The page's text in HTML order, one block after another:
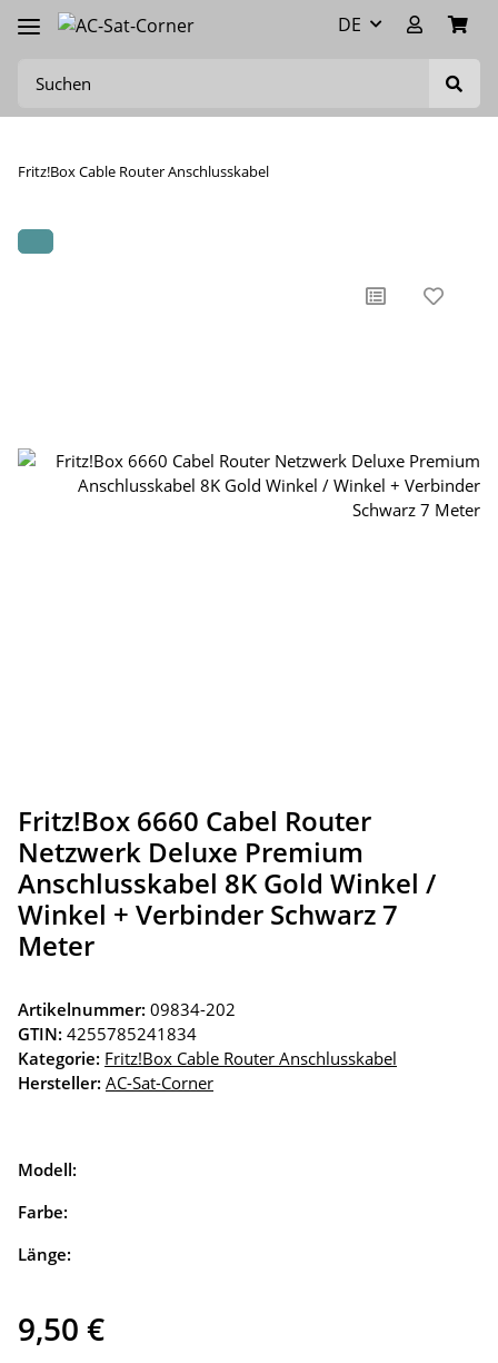
DE
Fritz!Box Cable Router Anschlusskabel
Fritz!Box 6660 Cabel Router
Netzwerk Deluxe Premium
Anschlusskabel 8K Gold Winkel /
Winkel + Verbinder Schwarz 7
Meter
Artikelnummer: 09834-202
GTIN: 4255785241834
Kategorie: Fritz!Box Cable Router Anschlusskabel
Hersteller: AC-Sat-Corner
Modell:
Farbe:
Länge:
9,50 €